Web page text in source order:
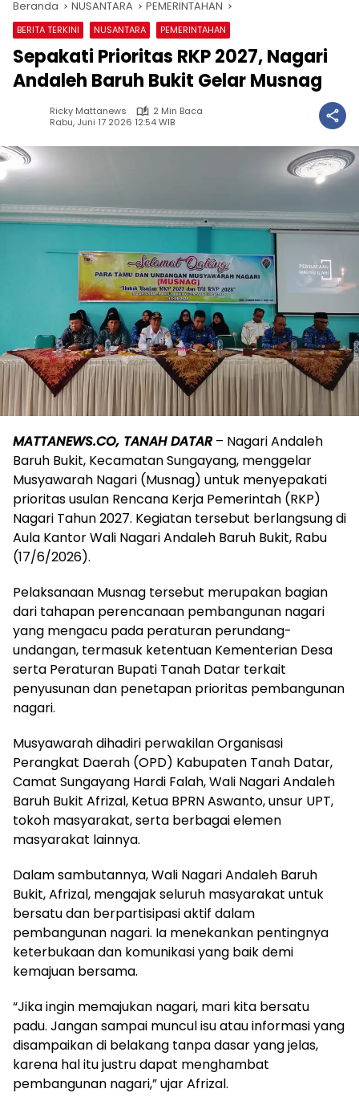
Beranda NUSANTARA PEMERINTAHAN
BERITA TERKINI NUSANTARA PEMERINTAHAN
Sepakati Prioritas RKP 2027, Nagari
Andaleh Baruh Bukit Gelar Musnag
Ricky Mattanews
2 Min Baca
Rabu, Juni 17 2026 12:54 WIB
MATTANEWS.CO, TANAH DATAR– Nagari Andaleh
Baruh Bukit, Kecamatan Sungayang, menggelar
Musyawarah Nagari (Musnag) untuk menyepakati
prioritas usulan Rencana Kerja Pemerintah (RKP)
Nagari Tahun 2027. Kegiatan tersebut berlangsung di
Aula Kantor Wali Nagari Andaleh Baruh Bukit, Rabu
(17/6/2026).
Pelaksanaan Musnag tersebut merupakan bagian
dari tahapan perencanaan pembangunan nagari
yang mengacu pada peraturan perundang-
undangan, termasuk ketentuan Kementerian Desa
serta Peraturan Bupati Tanah Datar terkait
penyusunan dan penetapan prioritas pembangunan
nagari.
Musyawarah dihadiri perwakilan Organisasi
Perangkat Daerah (OPD) Kabupaten Tanah Datar,
Camat Sungayang Hardi Falah, Wali Nagari Andaleh
Baruh Bukit Afrizal, Ketua BPRN Aswanto, unsur UPT,
tokoh masyarakat, serta berbagai elemen
masyarakat lainnya.
Dalam sambutannya, Wali Nagari Andaleh Baruh
Bukit, Afrizal, mengajak seluruh masyarakat untuk
bersatu dan berpartisipasi aktif dalam
pembangunan nagari. Ia menekankan pentingnya
keterbukaan dan komunikasi yang baik demi
kemajuan bersama.
“Jika ingin memajukan nagari, mari kita bersatu
padu. Jangan sampai muncul isu atau informasi yang
disampaikan di belakang tanpa dasar yang jelas,
karena hal itu justru dapat menghambat
pembangunan nagari,” ujar Afrizal.